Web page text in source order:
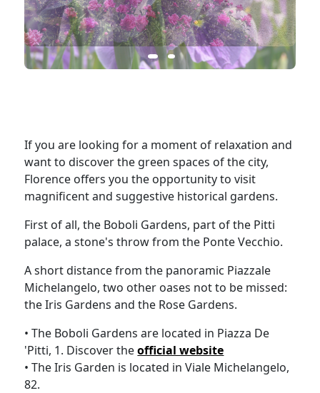
If you are looking for a moment of relaxation and
want to discover the green spaces of the city,
Florence offers you the opportunity to visit
magnificent and suggestive historical gardens.
First of all, the Boboli Gardens, part of the Pitti
palace, a stone's throw from the Ponte Vecchio.
A short distance from the panoramic Piazzale
Michelangelo, two other oases not to be missed:
the Iris Gardens and the Rose Gardens.
• The Boboli Gardens are located in Piazza De
'Pitti, 1. Discover theofficial website
• The Iris Garden is located in Viale Michelangelo,
82.